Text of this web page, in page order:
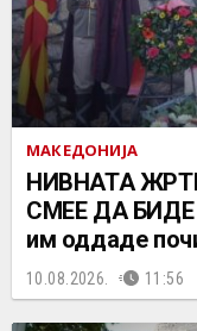
МАКЕДОНИЈА
НИВНАТА
СМЕЕ ДА БИДЕ
им оддаде
10.08.2026. 11:56